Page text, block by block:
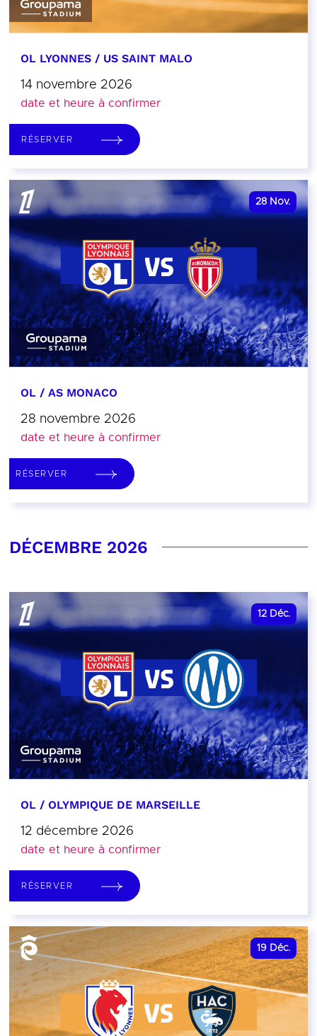
OL LYONNES / US SAINT MALO
14 novembre 2026
date et heure à confirmer
RÉSERVER
28 Nov.
OL / AS MONACO
28 novembre 2026
date et heure à confirmer
RÉSERVER
DÉCEMBRE 2026
12 Déc.
OL / OLYMPIQUE DE MARSEILLE
12 décembre 2026
date et heure à confirmer
RÉSERVER
19 Déc.